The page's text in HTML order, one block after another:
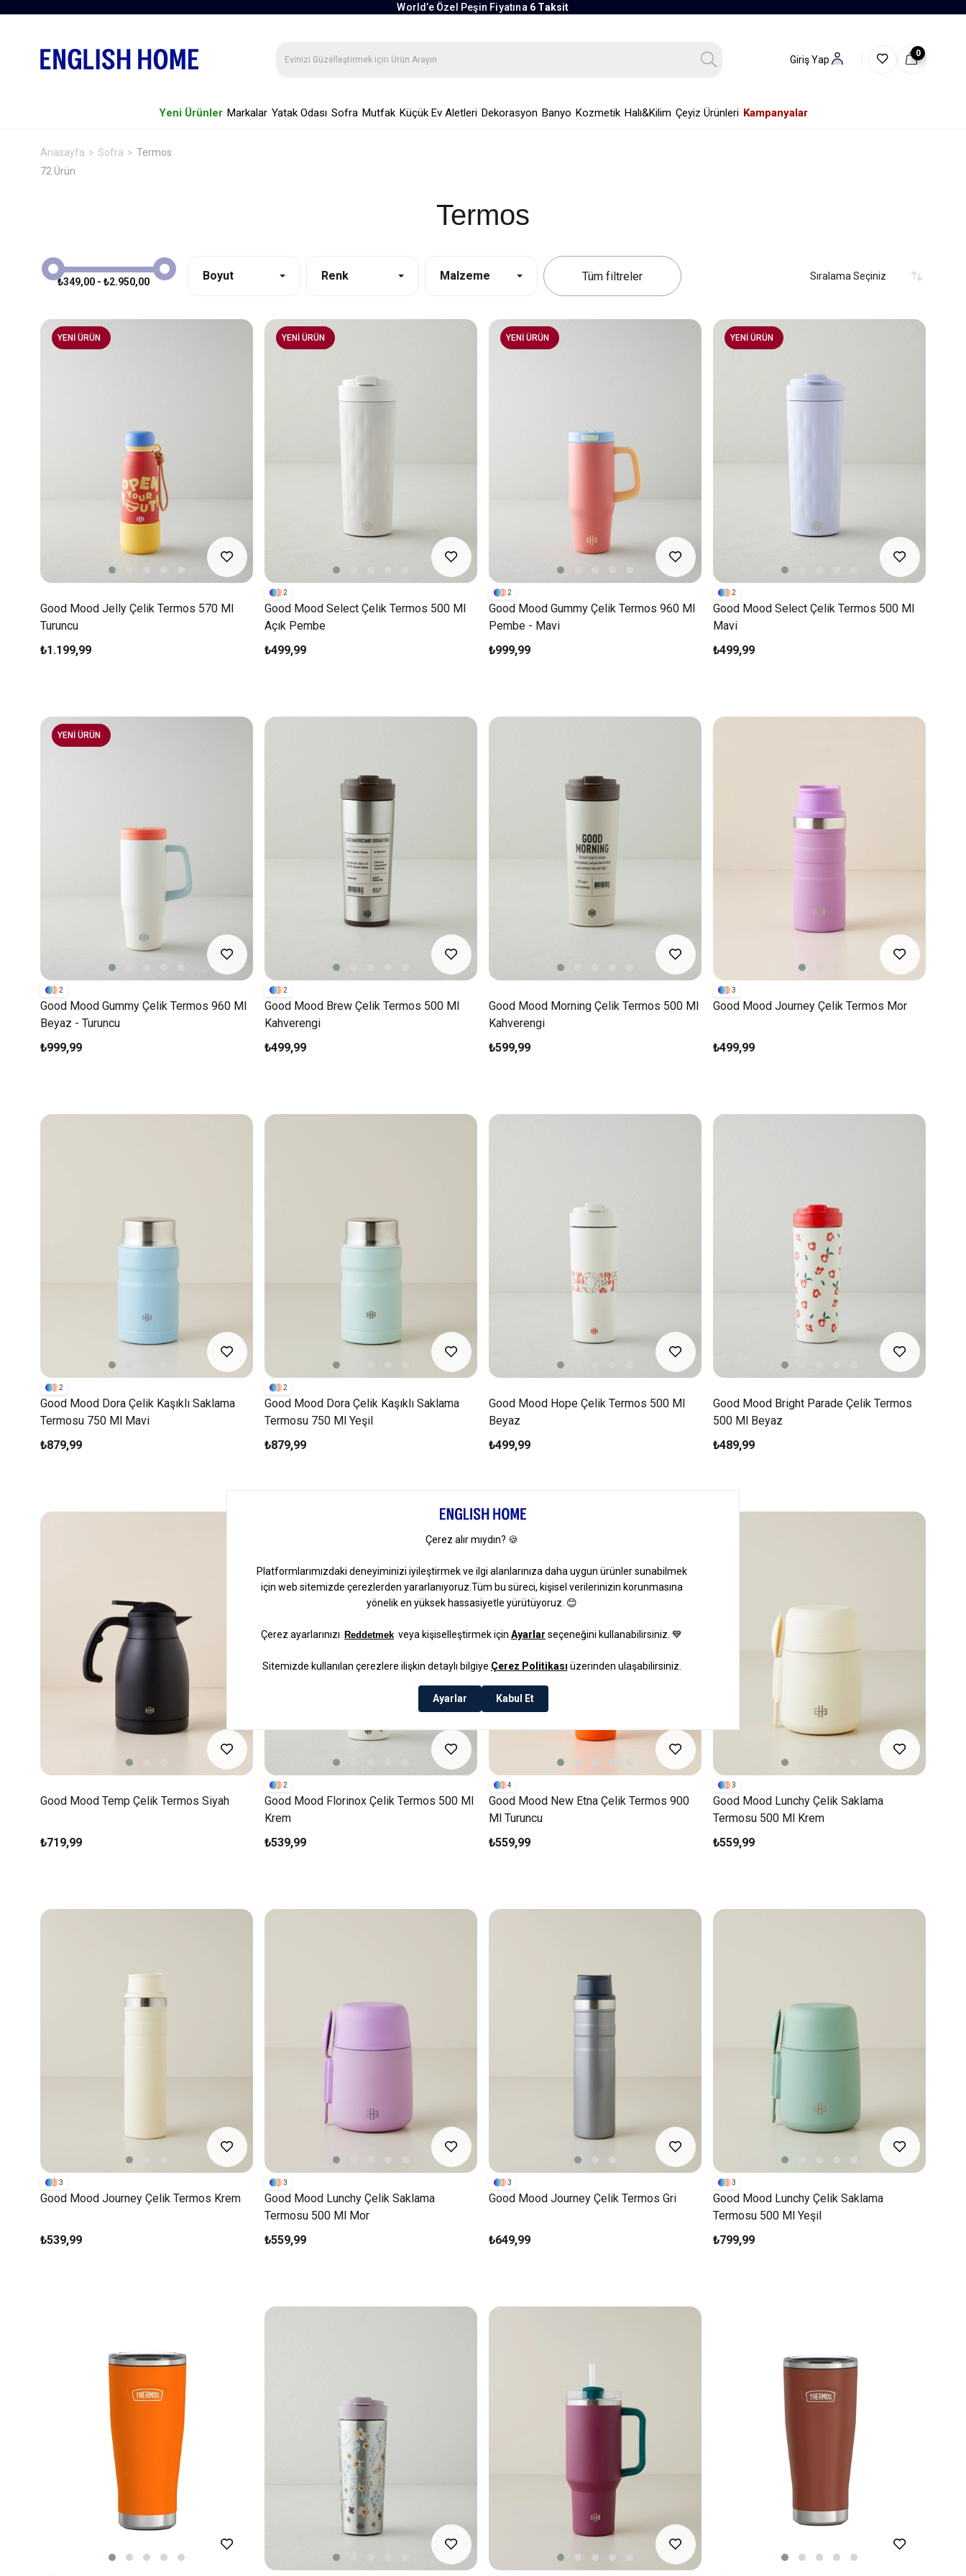
World’e Özel Peşin Fiyatına 6 Taksit
Giriş Yap
0
Yeni Ürünler Markalar Yatak Odası Sofra Mutfak Küçük Ev Aletleri Dekorasyon Banyo Kozmetik Halı&Kilim Çeyiz Ürünleri Kampanyalar
Anasayfa Sofra
Termos
72 Ürün
Termos
₺349,00 - ₺2.950,00 Boyut Renk Malzeme
Good Mood Jelly Çelik Termos 570 Ml
Turuncu
₺1.199,99
YENİ ÜRÜN
Good Mood Select Çelik Termos 500 Ml
Açık Pembe
₺499,99
2
YENİ ÜRÜN
Good Mood Gummy Çelik Termos 960 Ml
Pembe - Mavi
₺999,99
2
YENİ ÜRÜN
Good Mood Select Çelik Termos 500 Ml
Mavi
₺499,99
2
YENİ ÜRÜN
Good Mood Gummy Çelik Termos 960 Ml
Beyaz - Turuncu
₺999,99
2
YENİ ÜRÜN
Good Mood Brew Çelik Termos 500 Ml
Kahverengi
₺499,99
2
Good Mood Morning Çelik Termos 500 Ml
Kahverengi
₺599,99
Good Mood Journey Çelik Termos Mor
₺499,99
3
Good Mood Dora Çelik Kaşıklı Saklama
Termosu 750 Ml Mavi
₺879,99
2
Good Mood Dora Çelik Kaşıklı Saklama
Termosu 750 Ml Yeşil
₺879,99
2
Good Mood Hope Çelik Termos 500 Ml
Beyaz
₺499,99
Good Mood Bright Parade Çelik Termos
500 Ml Beyaz
₺489,99
Good Mood Temp Çelik Termos Siyah
₺719,99
Good Mood Florinox Çelik Termos 500 Ml
Krem
₺539,99
2
Good Mood New Etna Çelik Termos 900
Ml Turuncu
₺559,99
4
Good Mood Lunchy Çelik Saklama
Termosu 500 Ml Krem
₺559,99
3
Good Mood Journey Çelik Termos Krem
₺539,99
3
Good Mood Lunchy Çelik Saklama
Termosu 500 Ml Mor
₺559,99
3
Good Mood Journey Çelik Termos Gri
₺649,99
3
Good Mood Lunchy Çelik Saklama
Termosu 500 Ml Yeşil
₺799,99
3